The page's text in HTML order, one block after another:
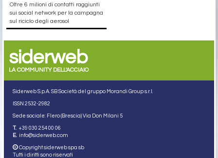
Oltre 6 milioni di contatti raggiunti
sui social network per la campagna
sul riciclo degli aerosol
siderweb
LA COMMUNITY DELL'ACCIAIO
Siderweb S.p.A. SB Società del gruppo Morandi Group s.r.l.
ISSN 2532-2982
Sede sociale: Flero (Brescia) Via Don Milani 5
T. +39 030 254 00 06
E. info@siderweb.com
Copyright siderweb spa sb
Tutti i diritti sono riservati